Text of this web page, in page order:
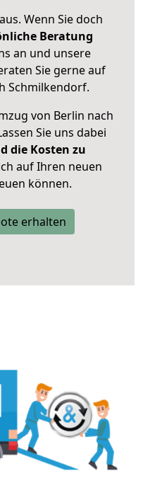
Wenn Sie doch
Beratung
an und unsere
Sie gerne auf
Schmilkendorf.
von Berlin nach
Sie uns dabei
die Kosten zu
auf Ihren neuen
können.
erhalten